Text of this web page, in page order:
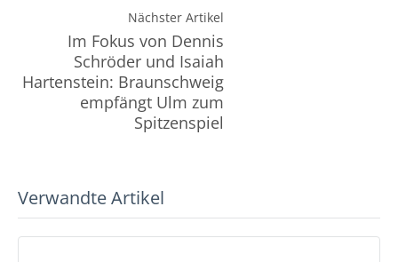
Nächster Artikel
Im Fokus von Dennis
Schröder und Isaiah
Hartenstein: Braunschweig
empfängt Ulm zum
Spitzenspiel
Verwandte Artikel